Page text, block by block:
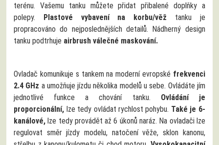
terénu. Vašemu tanku můžete přidat přibalené doplňky a
polepy. Plastové vybavení na korbu/věž tanku je
propracováno do nejposlednějších detailů. Nádherný design
tanku podtrhuje airbrush válečné maskování.
Ovladač komunikuje s tankem na moderní evropské frekvenci
2.4 GHz a umožňuje jízdu několika modelů u sebe. Ovládáte jím
jednotlivé funkce a chování tanku. Ovládání je
proporcionální, lze tedy ovládat rychlost pohybu. Také je 6-
kanálové, lze tedy provádět až 6 úkonů naráz. Na ovladači lze
regulovat směr jízdy modelu, natočení věže, sklon kanonu,